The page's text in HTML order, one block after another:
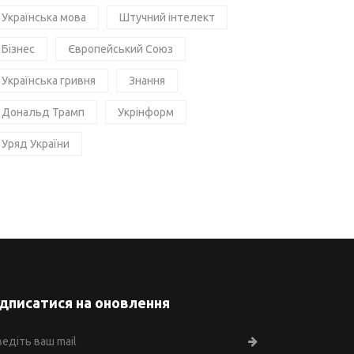
Українська мова Штучний інтелект
Бізнес Європейський Союз
Українська гривня Знання
Дональд Трамп Укрінформ
Уряд України
на оновлення